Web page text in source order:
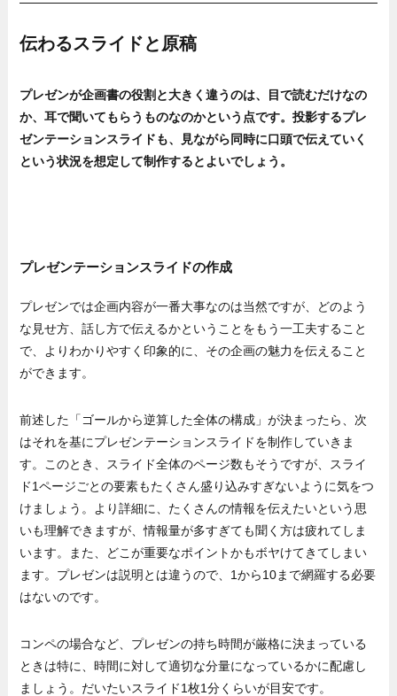
伝わるスライドと原稿
プレゼンが企画書の役割と大きく違うのは、目で読むだけなの
か、耳で聞いてもらうものなのかという点です。投影するプレ
ゼンテーションスライドも、見ながら同時に口頭で伝えていく
という状況を想定して制作するとよいでしょう。
プレゼンテーションスライドの作成
プレゼンでは企画内容が一番大事なのは当然ですが、どのよう
な見せ方、話し方で伝えるかということをもう一工夫すること
で、よりわかりやすく印象的に、その企画の魅力を伝えること
ができます。
前述した「ゴールから逆算した全体の構成」が決まったら、次
はそれを基にプレゼンテーションスライドを制作していきま
す。このとき、スライド全体のページ数もそうですが、スライ
ド1ページごとの要素もたくさん盛り込みすぎないように気をつ
けましょう。より詳細に、たくさんの情報を伝えたいという思
いも理解できますが、情報量が多すぎても聞く方は疲れてしま
います。また、どこが重要なポイントかもボヤけてきてしまい
ます。プレゼンは説明とは違うので、1から10まで網羅する必要
はないのです。
コンペの場合など、プレゼンの持ち時間が厳格に決まっている
ときは特に、時間に対して適切な分量になっているかに配慮し
ましょう。だいたいスライド1枚1分くらいが目安です。